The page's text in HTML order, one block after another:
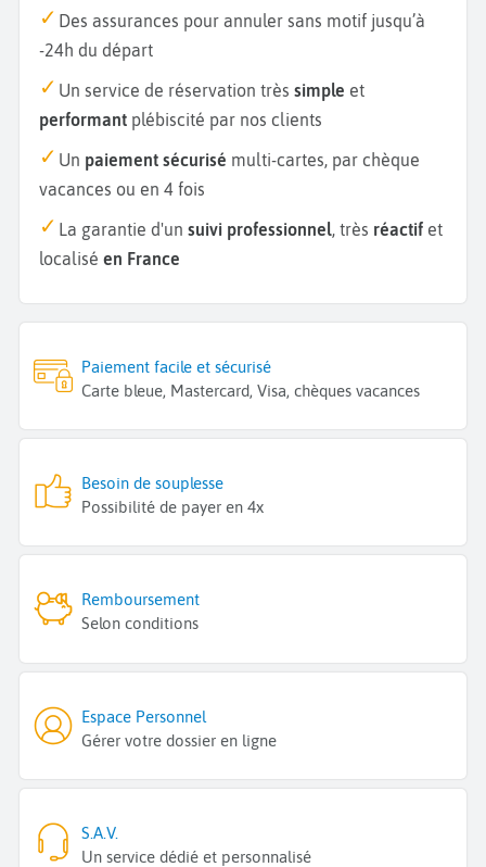
Des assurances pour annuler sans motif jusqu’à
-24h du départ
Un service de réservation très simple et
performant plébiscité par nos clients
Un paiement sécurisé multi-cartes, par chèque
vacances ou en 4 fois
La garantie d'un suivi professionnel, très réactif et
localisé en France
Paiement facile et sécurisé
Carte bleue, Mastercard, Visa, chèques vacances
Besoin de souplesse
Possibilité de payer en 4x
Remboursement
Selon conditions
Espace Personnel
Gérer votre dossier en ligne
S.A.V.
Un service dédié et personnalisé